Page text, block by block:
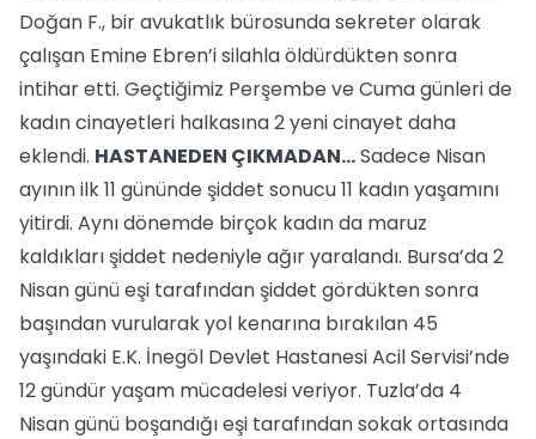
Doğan F., bir avukatlık bürosunda sekreter olarak
çalışan Emine Ebren’i silahla öldürdükten sonra
intihar etti. Geçtiğimiz Perşembe ve Cuma günleri de
kadın cinayetleri halkasına 2 yeni cinayet daha
eklendi. HASTANEDEN ÇIKMADAN...Sadece Nisan
ayının ilk 11 gününde şiddet sonucu 11 kadın yaşamını
yitirdi. Aynı dönemde birçok kadın da maruz
kaldıkları şiddet nedeniyle ağır yaralandı. Bursa’da 2
Nisan günü eşi tarafından şiddet gördükten sonra
başından vurularak yol kenarına bırakılan 45
yaşındaki E.K. İnegöl Devlet Hastanesi Acil Servisi’nde
12 gündür yaşam mücadelesi veriyor. Tuzla’da 4
Nisan günü boşandığı eşi tarafından sokak ortasında